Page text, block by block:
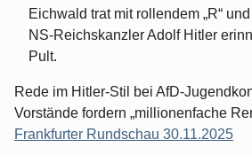
Eichwald trat mit rollendem „R“
NS-Reichskanzler Adolf Hitler
Pult.
Rede im Hitler-Stil bei AfD-
Vorstände fordern „millionenfache
Frankfurter Rundschau 30.11.2025